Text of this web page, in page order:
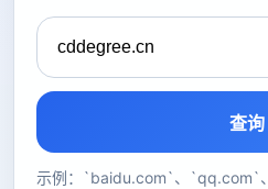
查询
示例：`baidu.com`、`qq.com`、